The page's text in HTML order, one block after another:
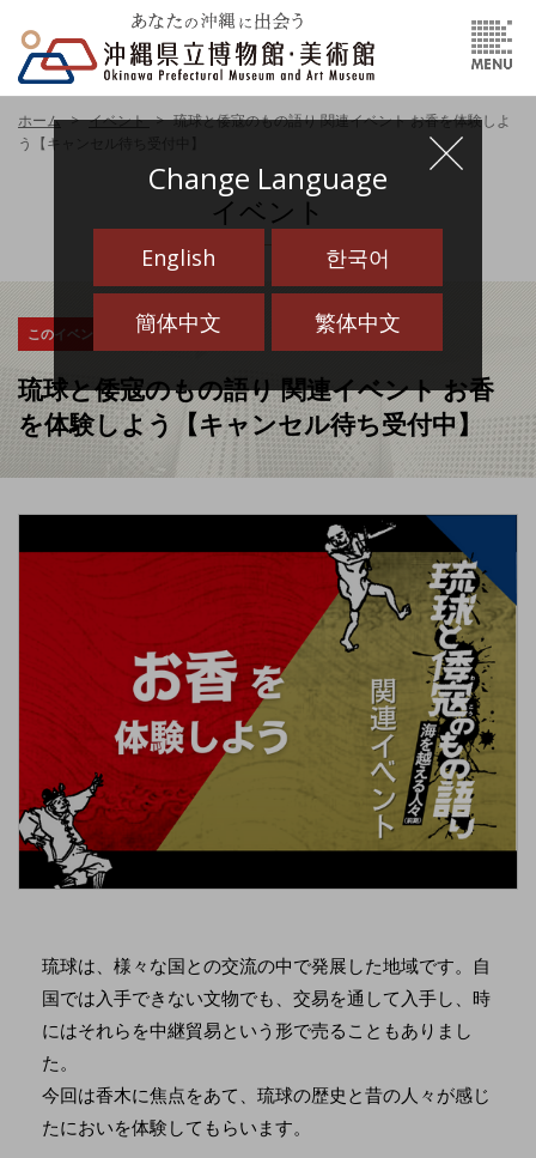
Change Language
English 한국어
簡体中文 繁体中文
ホーム イベント
琉球と倭寇のもの語り 関連イベント お香を体験しよ
う【キャンセル待ち受付中】
イベント
このイベントは終了しました
琉球と倭寇のもの語り 関連イベント お香
を体験しよう【キャンセル待ち受付中】
琉球は、様々な国との交流の中で発展した地域です。自
国では入手できない文物でも、交易を通して入手し、時
にはそれらを中継貿易という形で売ることもありまし
た。
今回は香木に焦点をあて、琉球の歴史と昔の人々が感じ
たにおいを体験してもらいます。